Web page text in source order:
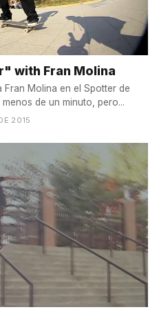
with Fran Molina
Molina en el Spotter de
de un minuto, pero...
2015